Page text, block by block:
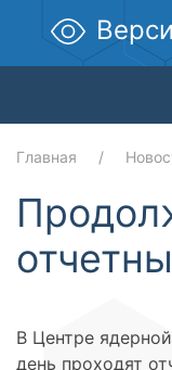
Главная
В Центре
день проходят